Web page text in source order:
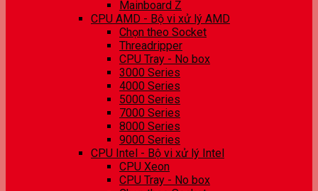
Mainboard Z
CPU AMD - Bộ vi xử lý AMD
Chọn theo Socket
Threadripper
CPU Tray - No box
3000 Series
4000 Series
5000 Series
7000 Series
8000 Series
9000 Series
CPU Intel - Bộ vi xử lý Intel
CPU Xeon
CPU Tray - No box